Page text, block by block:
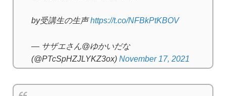
by受講生の生声https://t.co/NFBkPtKBOV
— サザエさん@ゆかいだな
(@PTcSpHZJLYKZ3ox) November 17, 2021